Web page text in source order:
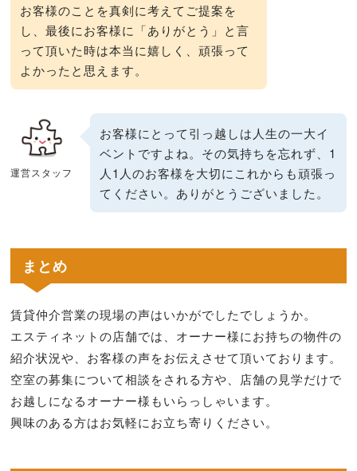
お客様のことを真剣に考えてご提案を
し、最後にお客様に「ありがとう」と言
って頂いた時は本当に嬉しく、頑張って
よかったと思えます。
お客様にとって引っ越しは人生の一大イ
ベントですよね。その気持ちを忘れず、1
人1人のお客様を大切にこれからも頑張っ
てください。ありがとうございました。
運営スタッフ
まとめ
賃貸仲介営業の現場の声はいかがでしたでしょうか。
エスティネットの店舗では、オーナー様にお持ちの物件の
紹介状況や、お客様の声をお伝えさせて頂いております。
空室の募集について相談をされる方や、店舗の見学だけで
お越しになるオーナー様もいらっしゃいます。
興味のある方はお気軽にお立ち寄りください。